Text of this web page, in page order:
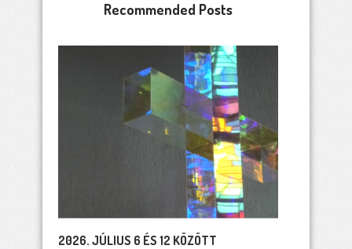
Recommended Posts
2026. JÚLIUS 6 ÉS 12 KÖZÖTT